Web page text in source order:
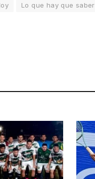
Lo que hay que saber